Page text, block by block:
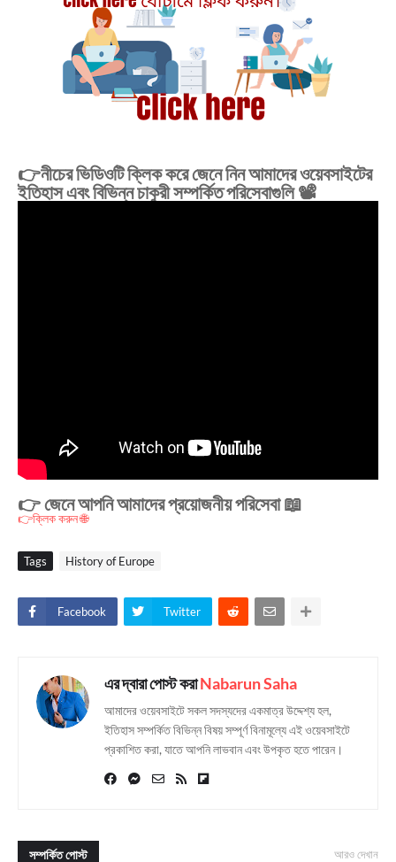
👉নীচের ভিডিওটি ক্লিক করে জেনে নিন আমাদের ওয়েবসাইটের
ইতিহাস এবং বিভিন্ন চাকুরী সম্পর্কিত পরিসেবাগুলি 📽️
👉 জেনে আপনি আমাদের প্রয়োজনীয় পরিসেবা 📖
👉ক্লিক করুন 🌐
Tags History of Europe
Facebook Twitter
এর দ্বারা পোস্ট করাNabarun Saha
আমাদের ওয়েবসাইটে সকল সদস্যদের একমাত্র উদ্দেশ্য হল,
ইতিহাস সম্পর্কিত বিভিন্ন বিষয় সম্পূর্ণ বিনামূল্যে এই ওয়েবসাইটে
প্রকাশিত করা, যাতে আপনি লাভবান এবং উপকৃত হতে পারেন।
সম্পর্কিত পোস্ট আরও দেখান